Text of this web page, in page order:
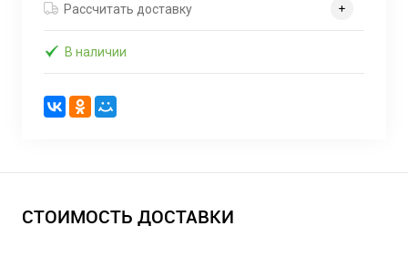
Рассчитать доставку
В наличии
СТОИМОСТЬ ДОСТАВКИ